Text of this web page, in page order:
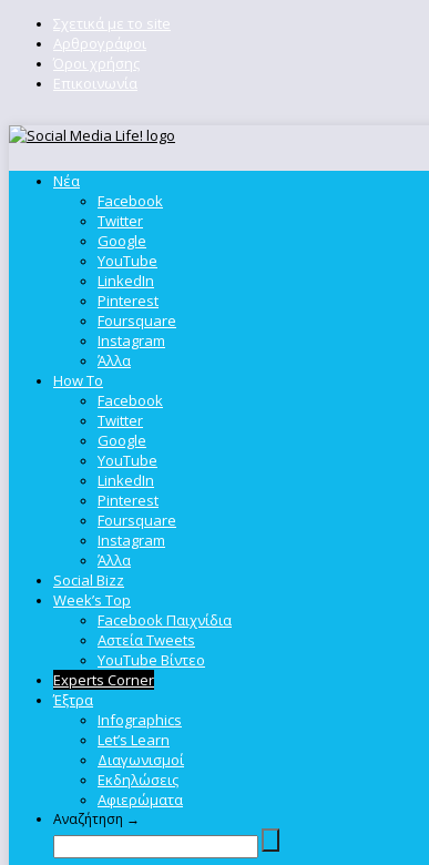
Σχετικά με το site
Αρθρογράφοι
Όροι χρήσης
Επικοινωνία
Νέα
Facebook
Twitter
Google
YouTube
LinkedIn
Pinterest
Foursquare
Instagram
Άλλα
How To
Facebook
Twitter
Google
YouTube
LinkedIn
Pinterest
Foursquare
Instagram
Άλλα
Social Bizz
Week’s Top
Facebook Παιχνίδια
Αστεία Tweets
YouTube Βίντεο
Experts Corner
Έξτρα
Infographics
Let’s Learn
Διαγωνισμοί
Εκδηλώσεις
Αφιερώματα
Αναζήτηση →